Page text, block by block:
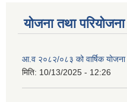
योजना तथा परियोजना
आ.व २०८२/०८३ को वार्षिक योजना
मिति: 10/13/2025 - 12:26